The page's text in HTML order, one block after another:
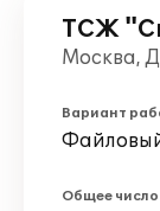
ТСЖ
Москва,
Вариант
Общее